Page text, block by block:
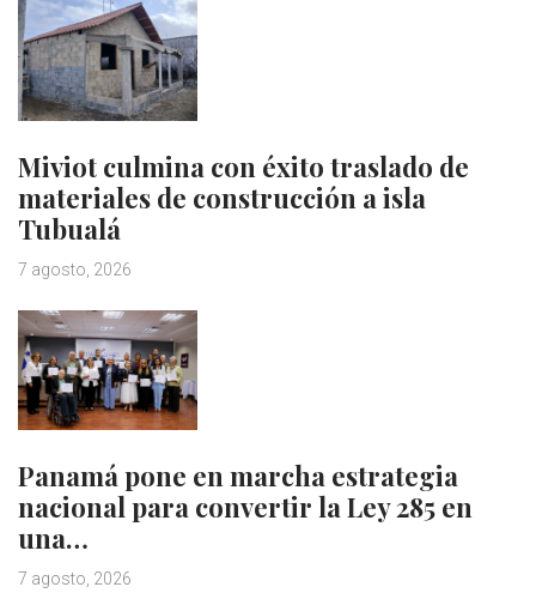
Miviot culmina con éxito traslado de
materiales de construcción a isla
Tubualá
7 agosto, 2026
Panamá pone en marcha estrategia
nacional para convertir la Ley 285 en
una…
7 agosto, 2026